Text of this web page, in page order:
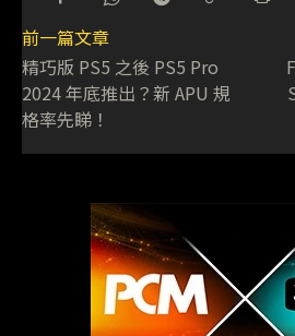
前一篇文章
精巧版 PS5 之後 PS5 Pro
2024 年底推出？新 APU 規
格率先睇！